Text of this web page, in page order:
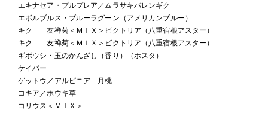
エキナセア・プルプレア／ムラサキバレンギク
エボルブルス・ブルーラグーン（アメリカンブルー）
キク 友禅菊＜ＭＩＸ＞ビクトリア（八重宿根アスター）
キク 友禅菊＜ＭＩＸ＞ビクトリア（八重宿根アスター）
ギボウシ・玉のかんざし（香り）（ホスタ）
ケイパー
ゲットウ／アルピニア 月桃
コキア／ホウキ草
コリウス＜ＭＩＸ＞